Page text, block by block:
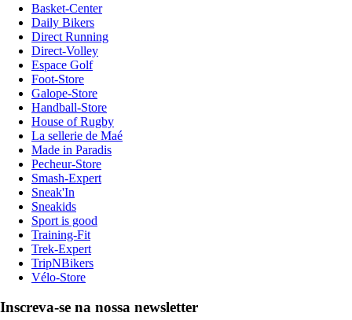
Basket-Center
Daily Bikers
Direct Running
Direct-Volley
Espace Golf
Foot-Store
Galope-Store
Handball-Store
House of Rugby
La sellerie de Maé
Made in Paradis
Pecheur-Store
Smash-Expert
Sneak'In
Sneakids
Sport is good
Training-Fit
Trek-Expert
TripNBikers
Vélo-Store
Inscreva-se na nossa newsletter